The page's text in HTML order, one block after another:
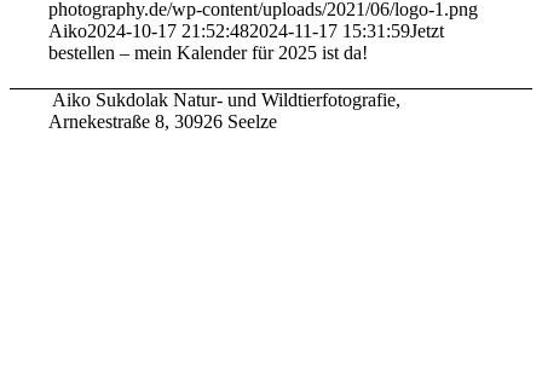
photography.de/wp-content/uploads/2021/06/logo-1.png
Aiko2024-10-17 21:52:482024-11-17 15:31:59Jetzt
bestellen – mein Kalender für 2025 ist da!
Aiko Sukdolak Natur- und Wildtierfotografie,
Arnekestraße 8, 30926 Seelze